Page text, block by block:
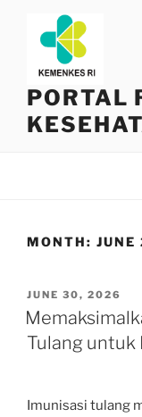
content
PORTAL
MONTH: JUNE
POSTED
ON
JUNE 30, 2026
Tulang untuk
Imunisasi tulang